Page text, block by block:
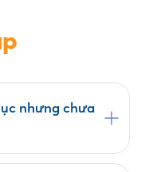
nhưng chưa
hoặc